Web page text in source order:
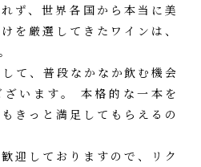
ず、世界各国から本当に美
を厳選してきたワインは、
て、普段なかなか飲む機会
います。 本格的な一本を
きっと満足してもらえるの
迎しておりますので、リク